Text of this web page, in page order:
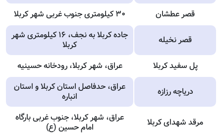
قصر عطشان
۳۰ کیلومتری جنوب غربی شهر کربلا
قصر نخیله
جاده کربلا به نجف، ۱۶ کیلومتری شهر
کربلا
پل سفید کربلا
عراق، شهر کربلا، رودخانه حسینیه
دریاچه رزازه
عراق، حدفاصل استان کربلا و استان
انباره
مرقد شهدای کربلا
عراق، شهر کربلا، جنوب غربی بارگاه
امام حسین (ع)